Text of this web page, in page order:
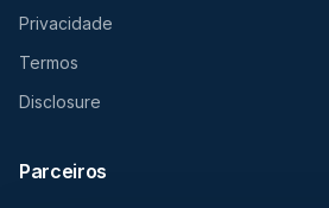
Privacidade
Termos
Disclosure
Parceiros